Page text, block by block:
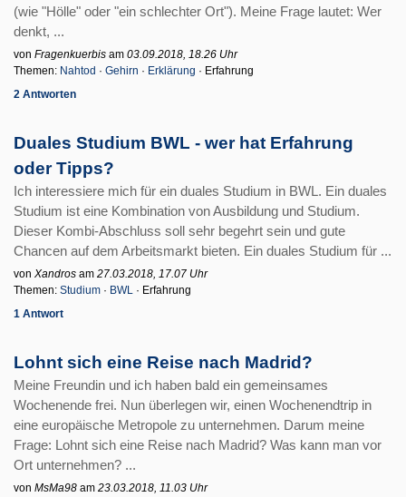
(wie "Hölle" oder "ein schlechter Ort"). Meine Frage lautet: Wer
denkt, ...
von Fragenkuerbis am 03.09.2018, 18.26 Uhr
Themen: Nahtod · Gehirn · Erklärung · Erfahrung
2 Antworten
Duales Studium BWL - wer hat Erfahrung
oder Tipps?
Ich interessiere mich für ein duales Studium in BWL. Ein duales
Studium ist eine Kombination von Ausbildung und Studium.
Dieser Kombi-Abschluss soll sehr begehrt sein und gute
Chancen auf dem Arbeitsmarkt bieten. Ein duales Studium für ...
von Xandros am 27.03.2018, 17.07 Uhr
Themen: Studium · BWL · Erfahrung
1 Antwort
Lohnt sich eine Reise nach Madrid?
Meine Freundin und ich haben bald ein gemeinsames
Wochenende frei. Nun überlegen wir, einen Wochenendtrip in
eine europäische Metropole zu unternehmen. Darum meine
Frage: Lohnt sich eine Reise nach Madrid? Was kann man vor
Ort unternehmen? ...
von MsMa98 am 23.03.2018, 11.03 Uhr